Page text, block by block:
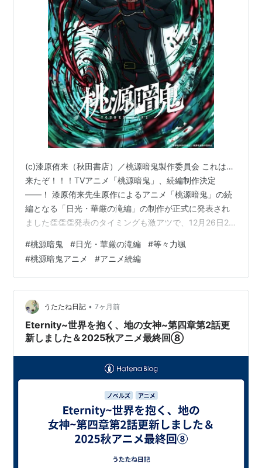
(c)漆原侑来（秋田書店）／桃源暗鬼製作委員会 これは…
来たぞ！！！TVアニメ「桃源暗鬼」、続編制作決定
――！ 漆原侑来先生原作によるアニメ「桃源暗鬼」の続
編となる「日光・華厳の滝編」の制作が正式に発表され
ました👏👏👏発表のタイミングも激アツで、12月26日23
「日光・華厳の滝編」ティザービジュアル 続編制作決定
記念PV も同時公開と、ファンの情緒を全力で破壊しに来
ています。 🎴等々力颯が主役級で描かれるティザービジ
ュアル公開！ 公開されたティザービジュアルに描かれて
いるのは、等々力颯（とどろき・はやて）。 彼は「日
光・華厳の滝編」から本格…
#桃源暗鬼 #日光・華厳の滝編 #等々力颯
#桃源暗鬼アニメ #アニメ続編
うたたね日記 • 7ヶ月前
Eternity~世界を抱く、地の女神~第四章第2話更
新しました＆2025秋アニメ最終回⑧